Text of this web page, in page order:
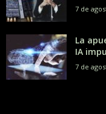
7 de
La
IA
7 de